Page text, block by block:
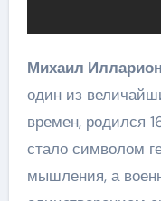
Михаил
один из
времен, родился
стало символом
мышления, а